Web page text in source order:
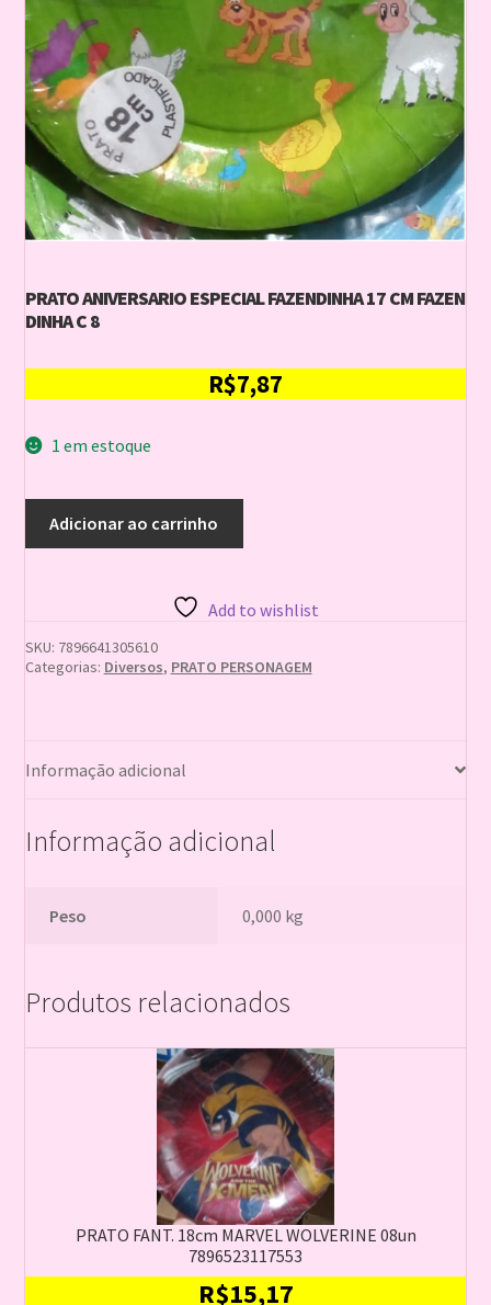
PRATO ANIVERSARIO ESPECIAL FAZENDINHA 17 CM FAZEN
DINHA C 8
R$7,87
1 em estoque
ANIVERSARIO
ESPECIAL
FAZENDINHA
C
Adicionar ao carrinho
Add to wishlist
SKU: 7896641305610
Categorias: Diversos, PRATO PERSONAGEM
Informação adicional
Informação adicional
Peso 0,000 kg
Produtos relacionados
PRATO FANT. 18cm MARVEL WOLVERINE 08un
7896523117553
R$15,17